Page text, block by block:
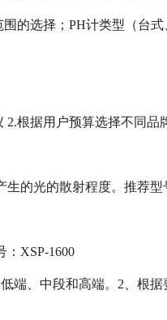
围的选择；PH计类型（台
根据用户预算选择不同品
的光的散射程度。推荐型
：XSP-1600
端、中段和高端。2、根